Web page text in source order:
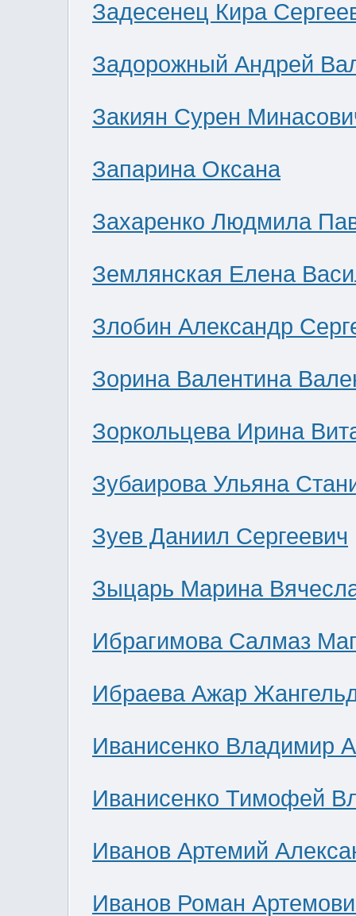
Задесенец Кира
Задорожный Андрей
Закиян Сурен
Запарина Оксана
Захаренко Людмила
Землянская Елена
Злобин Александр
Зорина Валентина
Зоркольцева Ирина
Зубаирова Ульяна
Зуев Даниил Сергеевич
Зыцарь Марина
Ибрагимова Салмаз
Ибраева Ажар
Иванисенко Владимир
Иванисенко Тимофей
Иванов Артемий
Иванов Роман